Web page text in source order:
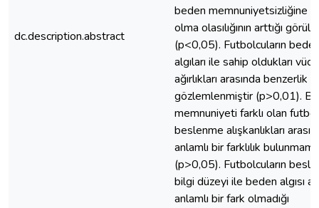
dc.description.abstract
beden memnuniyetsizliğine
olma olasılığının arttığı
(p<0,05). Futbolcuların
algıları ile sahip oldukları
ağırlıkları arasında benzerlik
gözlemlenmiştir (p>0,01).
memnuniyeti farklı olan
beslenme alışkanlıkları
anlamlı bir farklılık
(p>0,05). Futbolcuların
bilgi düzeyi ile beden algısı
anlamlı bir fark olmadığı